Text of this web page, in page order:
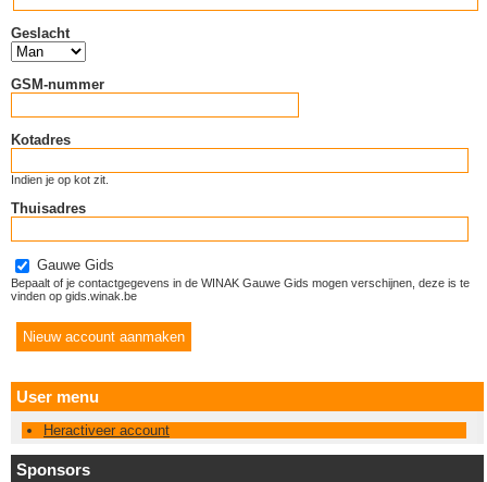
Geslacht
GSM-nummer
Kotadres
Indien je op kot zit.
Thuisadres
Gauwe Gids
Bepaalt of je contactgegevens in de WINAK Gauwe Gids mogen verschijnen, deze is te
vinden op gids.winak.be
User menu
Heractiveer account
Sponsors